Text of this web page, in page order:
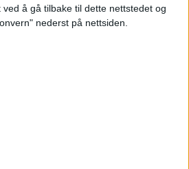
å gå tilbake til dette nettstedet og
nederst på nettsiden.